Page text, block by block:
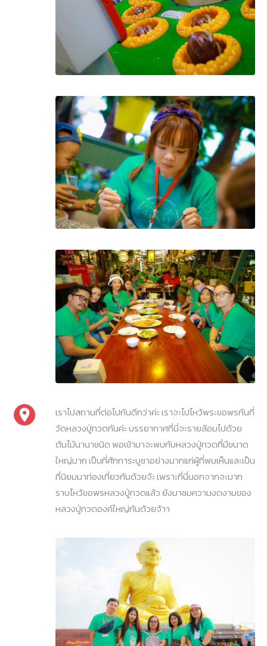
เราไปสถานที่ต่อไปกันดีกว่าค่ะ เราจะไปไหว้พระขอพรกันที่
วัดหลวงปู่ทวดกันค่ะ บรรยากาศที่นี่จะรายล้อมไปด้วย
ต้นไม้นานาชนิด พอเข้ามาจะพบกับหลวงปู่ทวดที่มีขนาด
ใหญ่มาก เป็นที่ศักการะบูชาอย่างมากแก่ผู้ที่พบเห็นและเป็น
ที่นิยมมาท่องเที่ยวกันด้วยจ้ะ เพราะที่นี่นอกจากจะมาก
ราบไหว้ขอพรหลวงปู่ทวดแล้ว ยังมาชมความงดงามของ
หลวงปู่ทวดองค์ใหญ่กันด้วยจ้าา